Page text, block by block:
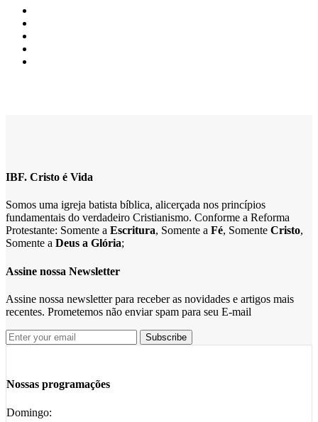
IBF. Cristo é Vida
Somos uma igreja batista bíblica, alicerçada nos princípios
fundamentais do verdadeiro Cristianismo. Conforme a Reforma
Protestante: Somente a Escritura, Somente a Fé, Somente Cristo,
Somente a Deus a Glória;
Assine nossa Newsletter
Assine nossa newsletter para receber as novidades e artigos mais
recentes. Prometemos não enviar spam para seu E-mail
Nossas programações
Domingo: